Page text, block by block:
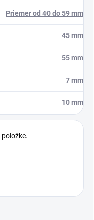
Priemer od 40 do 59 mm
45 mm
55 mm
7 mm
10 mm